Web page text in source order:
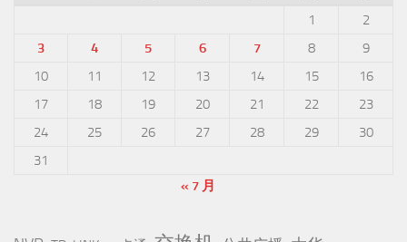
1
2
3
4 5 6 7 8
9
10
11 12 13 14 15
16
17
18 19 20 21 22
23
24
25 26 27 28 29
30
31
« 7 月